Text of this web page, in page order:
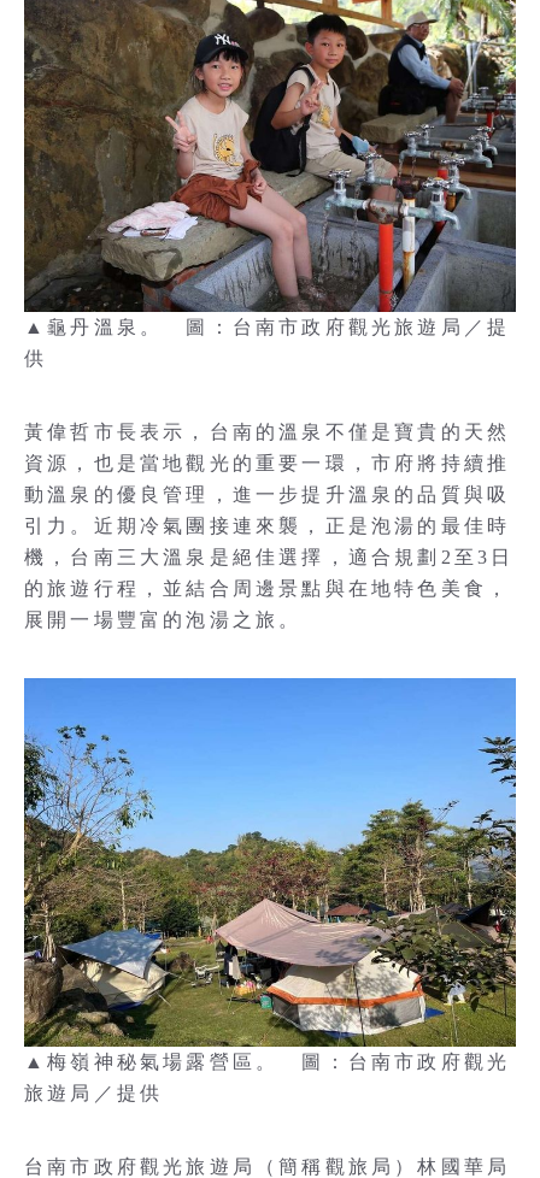
▲龜丹溫泉。 圖：台南市政府觀光旅遊局／提
供
黃偉哲市長表示，台南的溫泉不僅是寶貴的天然
資源，也是當地觀光的重要一環，市府將持續推
動溫泉的優良管理，進一步提升溫泉的品質與吸
引力。近期冷氣團接連來襲，正是泡湯的最佳時
機，台南三大溫泉是絕佳選擇，適合規劃2至3日
的旅遊行程，並結合周邊景點與在地特色美食，
展開一場豐富的泡湯之旅。
▲梅嶺神秘氣場露營區。 圖：台南市政府觀光
旅遊局／提供
台南市政府觀光旅遊局（簡稱觀旅局）林國華局